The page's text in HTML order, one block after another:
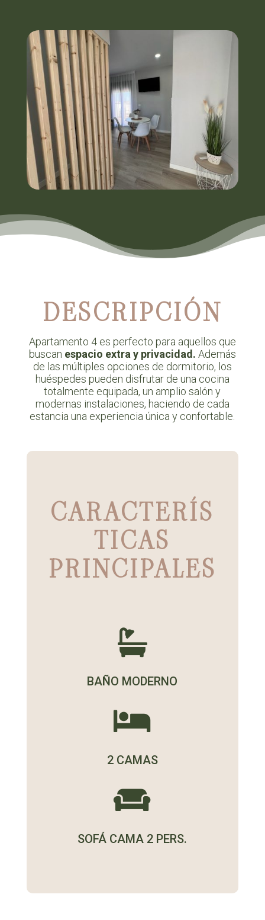
DESCRIPCIÓN
Apartamento 4 es perfecto para aquellos que
buscan espacio extra y privacidad. Además
de las múltiples opciones de dormitorio, los
huéspedes pueden disfrutar de una cocina
totalmente equipada, un amplio salón y
modernas instalaciones, haciendo de cada
estancia una experiencia única y confortable.
CARACTERÍS
TICAS
PRINCIPALES

BAÑO MODERNO

2 CAMAS

SOFÁ CAMA 2 PERS.